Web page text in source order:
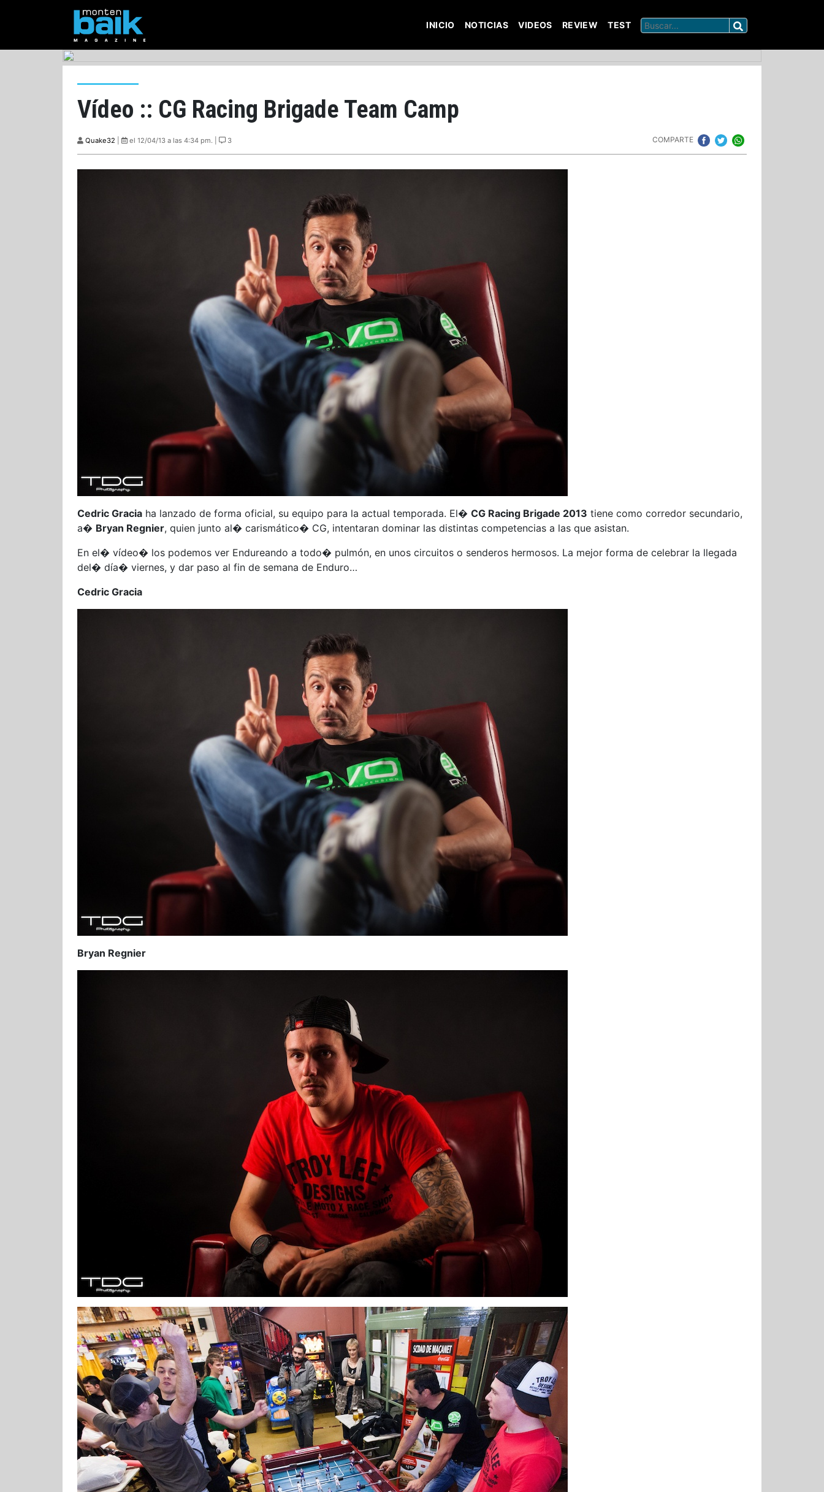
INICIO NOTICIAS VIDEOS REVIEW TEST
Vídeo :: CG Racing Brigade Team Camp
Quake32 el 12/04/13 a las 4:34 pm. | 3 COMPARTE
Cedric Gracia ha lanzado de forma oficial, su equipo para la actual temporada. El� CG Racing Brigade 2013 tiene como corredor secundario,
a� Bryan Regnier, quien junto al� carismático� CG, intentaran dominar las distintas competencias a las que asistan.
En el� vídeo� los podemos ver Endureando a todo� pulmón, en unos circuitos o senderos hermosos. La mejor forma de celebrar la llegada
del� día� viernes, y dar paso al fin de semana de Enduro…
Cedric Gracia
Bryan Regnier